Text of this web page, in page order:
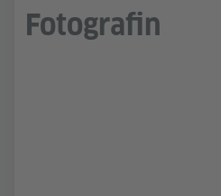
Fotografin